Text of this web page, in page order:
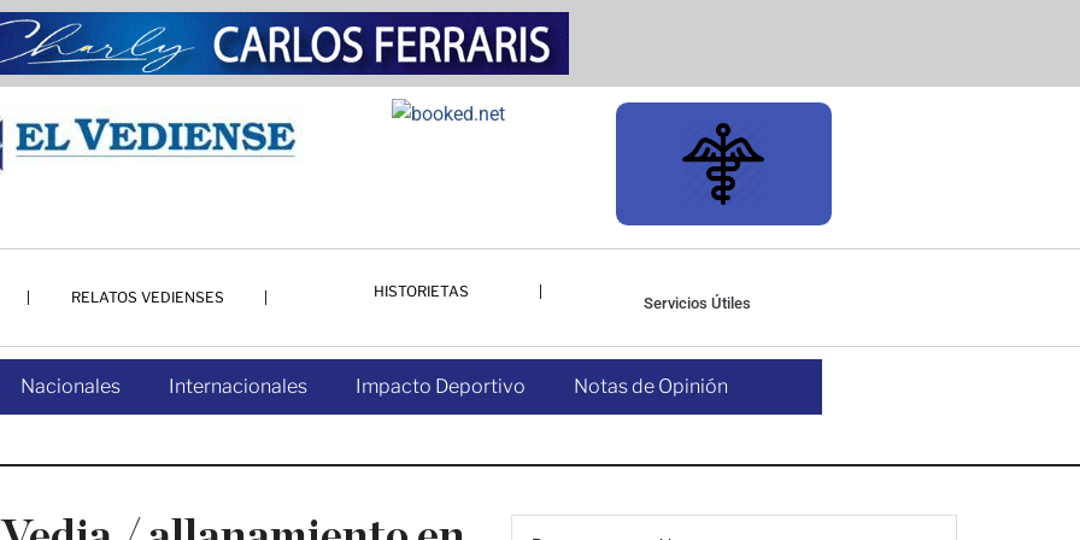
RELATOS VEDIENSES HISTORIETAS
Servicios Útiles
Nacionales Internacionales Impacto Deportivo Notas de Opinión